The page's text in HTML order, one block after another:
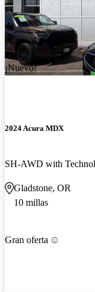
¡Nuevo!
2024 Acura MDX
SH-AWD with
Gladstone, OR
10 millas
Gran oferta